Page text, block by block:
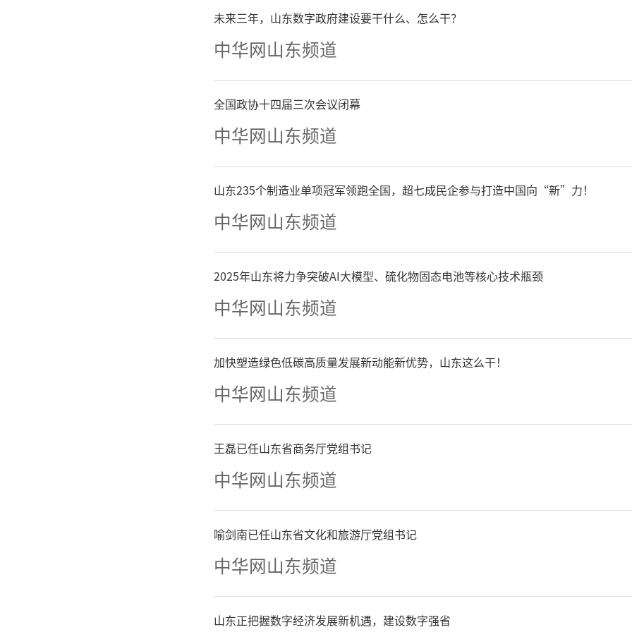
景开发不足等“通病”亮剑开刀。
具体的解决途径在于夯实一体化
撑。山东省政府副秘书长，省大数据
记、局长王健指出，要着力提高云网
件等基础设施支撑能力，打造能力共享
跨业务中台，实现各类数字资源共建
用。顺应人工智能等新技术发展趋势，
政务领域人工智能服务体系。一体化
础一旦形成，将会大大提升政府在党建
济调节、智慧监管、社会管理、公共
保护、政务运行七大领域的数智化效能
善规划统筹、建设统筹、安全统筹、管
运营统筹的管理机制，释放公共数据要
这也就是“1751”数字政府运行工作体
例如，“四项清单”关联管理的全
未来三年，山东数字政府建设要干什么、怎么干？
中华网山东频道
全国政协十四届三次会议闭幕
中华网山东频道
山东235个制造业单项冠军领跑全国，超七成民企参与打造中国向“新”力！
中华网山东频道
2025年山东将力争突破AI大模型、硫化物固态电池等核心技术瓶颈
中华网山东频道
加快塑造绿色低碳高质量发展新动能新优势，山东这么干！
中华网山东频道
王磊已任山东省商务厅党组书记
中华网山东频道
喻剑南已任山东省文化和旅游厅党组书记
中华网山东频道
山东正把握数字经济发展新机遇，建设数字强省